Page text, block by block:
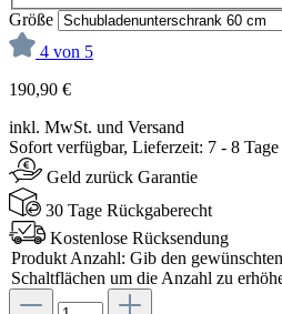
Größe
4 von 5
190,90 €
inkl. MwSt. und Versand
Sofort verfügbar, Lieferzeit: 7 - 8 Tage
Geld zurück Garantie
30 Tage Rückgaberecht
Kostenlose Rücksendung
Produkt Anzahl: Gib den
Schaltflächen um die Anzahl zu